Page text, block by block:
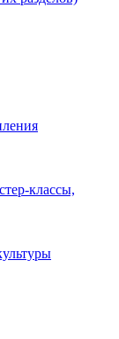
классы,